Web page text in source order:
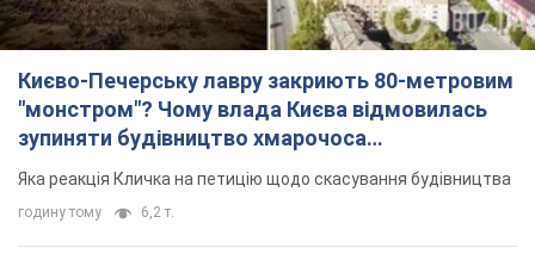
Києво-Печерську лавру закриють 80-метровим
"монстром"? Чому влада Києва відмовилась
зупиняти будівництво хмарочоса
"московського вірянина"
Яка реакція Кличка на петицію щодо скасування будівництва
годину тому 6,2 т.